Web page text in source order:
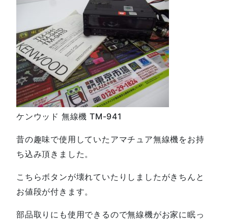
ケンウッド 無線機 TM-941
昔の趣味で使用していたアマチュア無線機をお持
ち込み頂きました。
こちらボタンが壊れていたりしましたがきちんと
お値段が付きます。
部品取りにも使用できるので無線機がお家に眠っ